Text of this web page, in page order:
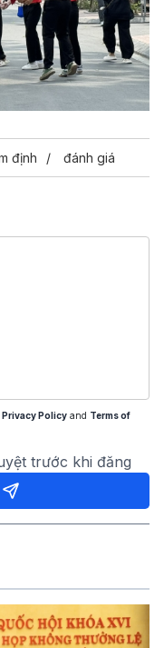
định đánh giá
Privacy Policy and Terms of
trước khi đăng